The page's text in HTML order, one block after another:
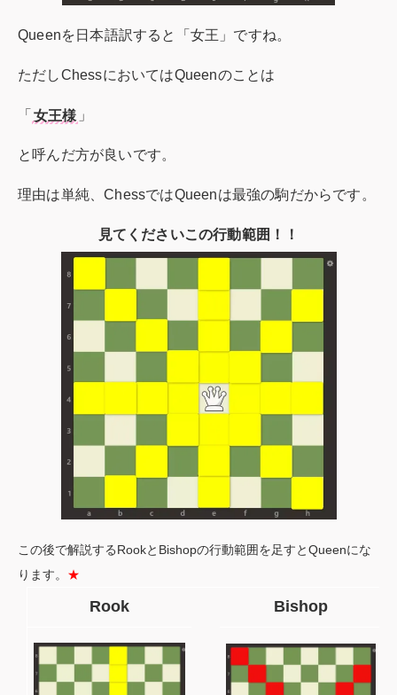
Queenを日本語訳すると「女王」ですね。
ただしChessにおいてはQueenのことは
「 女王様 」
と呼んだ方が良いです。
理由は単純、ChessではQueenは最強の駒だからです。
見てくださいこの行動範囲！！
この後で解説するRookとBishopの行動範囲を足すとQueenにな
ります。 ★
Rook Bishop